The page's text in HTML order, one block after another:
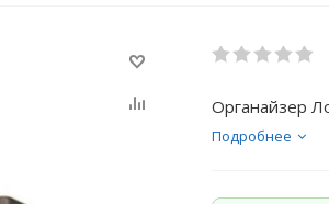
Органайзер
Подробнее